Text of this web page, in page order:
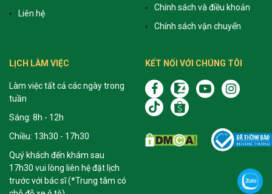
Liên hệ
Chính sách và điều khoản
Chính sách vận chuyển
LỊCH LÀM VIỆC
Làm việc tất cả các ngày trong
tuần
Sáng: 8h - 12h
Chiều: 13h30 - 17h30
Quý khách đến khám sau
17h30 vui lòng liên hệ đặt lịch
trước với bác sĩ (*Trung tâm có
KẾT NỐI VỚI CHÚNG TÔI